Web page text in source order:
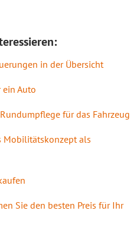
in der Übersicht
Auto
für das Fahrzeug
Mobilitätskonzept als
Sie den besten Preis für Ihr